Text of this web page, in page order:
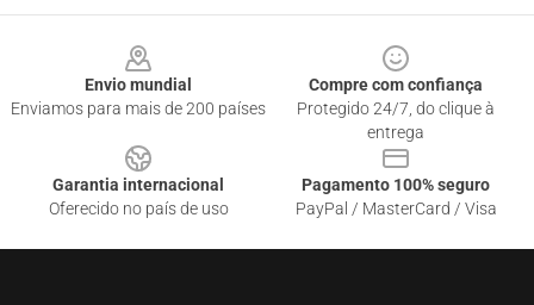
Envio mundial
Enviamos para mais de 200 países
Compre com confiança
Protegido 24/7, do clique à
entrega
Garantia internacional
Oferecido no país de uso
Pagamento 100% seguro
PayPal / MasterCard / Visa